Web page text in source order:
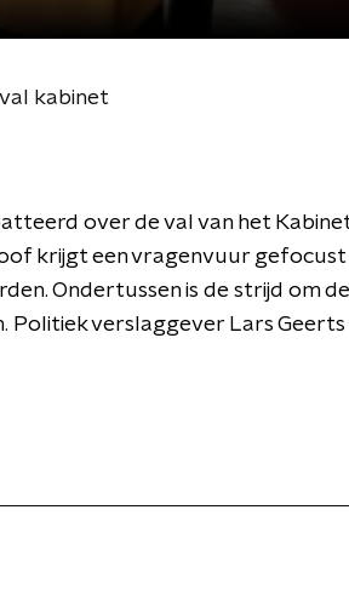
kabinet
over de val van het
krijgt een vragenvuur
Ondertussen is de strijd om
Politiek verslaggever Lars